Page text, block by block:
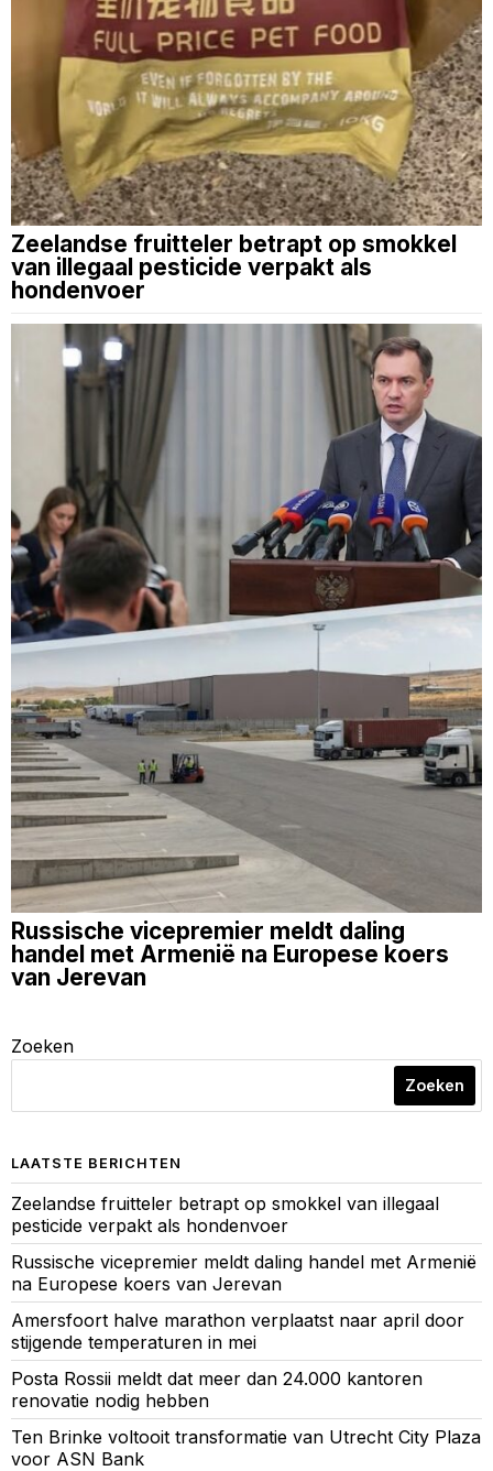
Zeelandse fruitteler betrapt op smokkel
van illegaal pesticide verpakt als
hondenvoer
Russische vicepremier meldt daling
handel met Armenië na Europese koers
van Jerevan
Zoeken
Zoeken
LAATSTE BERICHTEN
Zeelandse fruitteler betrapt op smokkel van illegaal
pesticide verpakt als hondenvoer
Russische vicepremier meldt daling handel met Armenië
na Europese koers van Jerevan
Amersfoort halve marathon verplaatst naar april door
stijgende temperaturen in mei
Posta Rossii meldt dat meer dan 24.000 kantoren
renovatie nodig hebben
Ten Brinke voltooit transformatie van Utrecht City Plaza
voor ASN Bank